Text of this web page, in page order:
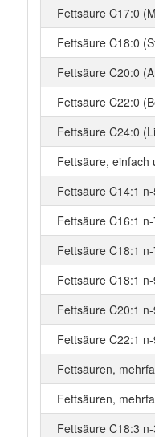
Fettsäure C17:0
Fettsäure C18:0
Fettsäure C20:0
Fettsäure C22:0
Fettsäure C24:0
Fettsäure, einfach
Fettsäure C14:1
Fettsäure C16:1
Fettsäure C18:1
Fettsäure C18:1
Fettsäure C20:1
Fettsäure C22:1
Fettsäuren,
Fettsäuren,
Fettsäure C18:3